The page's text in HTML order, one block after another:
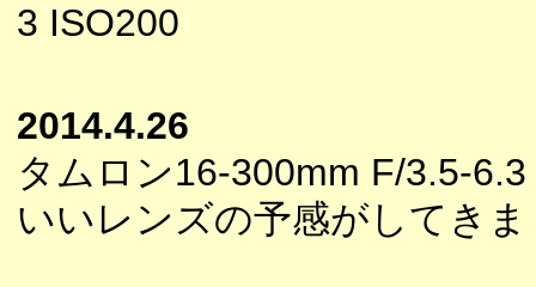
3 ISO200
2014.4.26
タムロン16-300mm F/3.5-
いいレンズの予感がしてき